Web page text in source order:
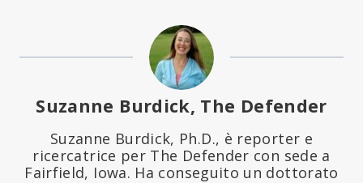
Suzanne Burdick, The Defender
Suzanne Burdick, Ph.D., è reporter e
ricercatrice per The Defender con sede a
Fairfield, Iowa. Ha conseguito un dottorato